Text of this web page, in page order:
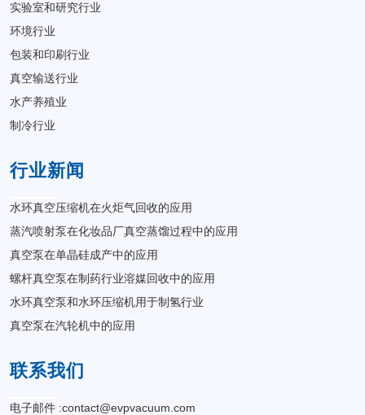
实验室和研究行业
环境行业
包装和印刷行业
真空输送行业
水产养殖业
制冷行业
行业新闻
水环真空压缩机在火炬气回收的应用
蒸汽喷射泵在化妆品厂真空蒸馏过程中的应用
真空泵在单晶硅成产中的应用
螺杆真空泵在制药行业溶媒回收中的应用
水环真空泵和水环压缩机用于制氢行业
真空泵在汽轮机中的应用
联系我们
电子邮件 :contact@evpvacuum.com